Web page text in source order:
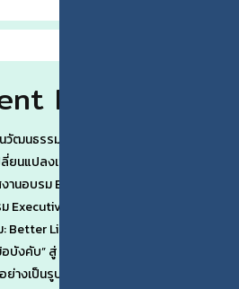
Posts
วัฒนธรรมองค์กรเป็นจุดคานงัดของการ
ยนแปลงเชิงระบบ
านอบรม Better Life by AI #3
Executive Wisdom #1
Better Life by AI (รุ่น 3)
บังคับ” สู่ “ข้อได้เปรียบทางการแข่งขัน”
อย่างเป็นรูปธรรม